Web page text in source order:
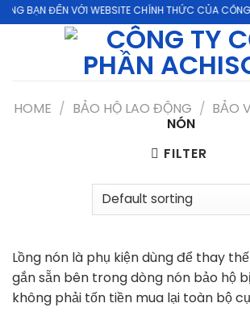
Skip
to
BẠN ĐẾN VỚI WEBSITE CHÍNH THỨC CỦA CÔNG
HOME / BẢO HỘ LAO ĐỘNG / BẢO
NÓN
FILTER
Lồng nón là phụ kiện dùng để thay
gắn sẵn bên trong dòng nón bảo hộ
không phải tốn tiền mua lại toàn bộ